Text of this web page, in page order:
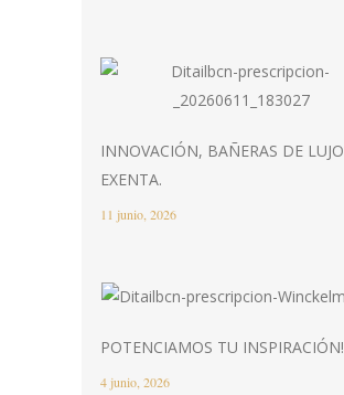
INNOVACIÓN, BAÑERAS DE LUJO
EXENTA.
11 junio, 2026
POTENCIAMOS TU INSPIRACIÓN!
4 junio, 2026